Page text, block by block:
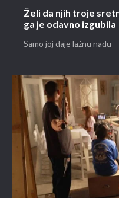
Želi da njih troje
ga je odavno izgubila
Samo joj daje lažnu nadu